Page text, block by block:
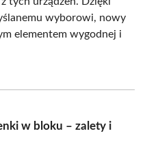
wyborowi, nowy
elementem wygodnej i
w bloku – zalety i